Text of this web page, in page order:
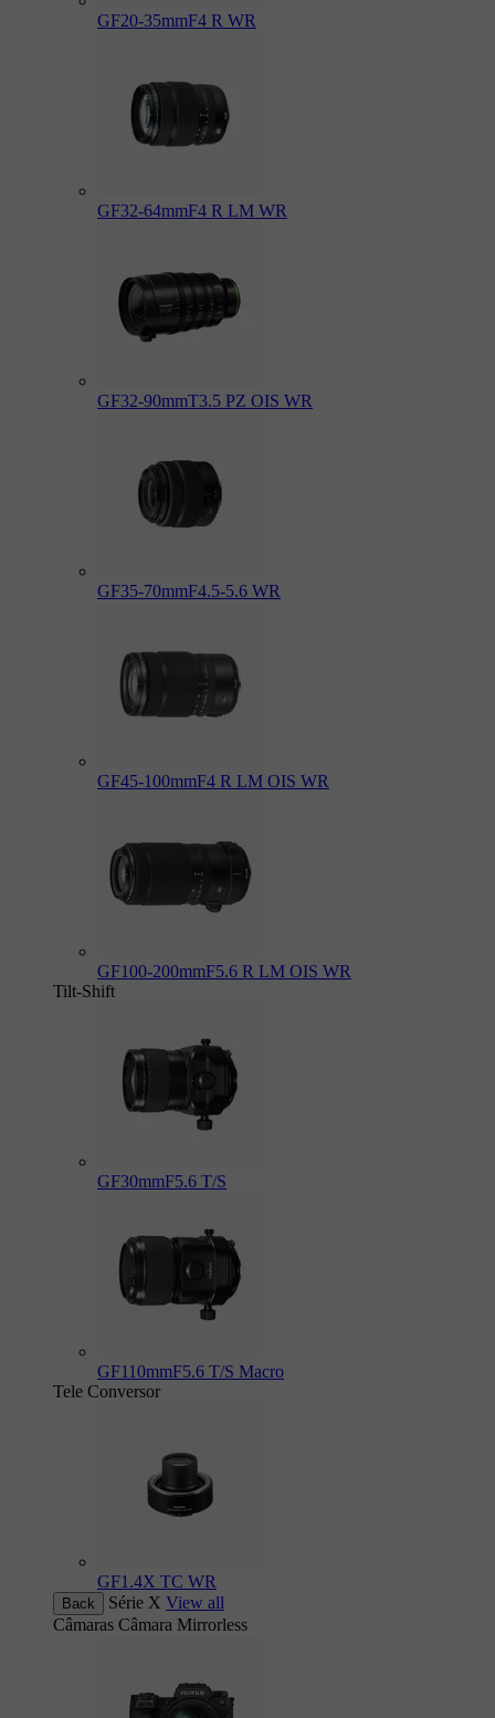
GF20-35mmF4 R WR
GF32-64mmF4 R LM WR
GF32-90mmT3.5 PZ OIS WR
GF35-70mmF4.5-5.6 WR
GF45-100mmF4 R LM OIS WR
GF100-200mmF5.6 R LM OIS WR
Tilt-Shift
GF30mmF5.6 T/S
GF110mmF5.6 T/S Macro
Tele Conversor
GF1.4X TC WR
Back Série X View all
Câmaras Câmara Mirrorless